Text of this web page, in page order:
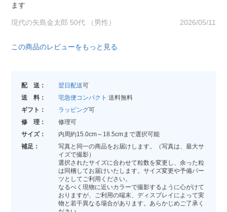
ます
現代の矢島金太郎 50代 （男性） 2026/05/11
この商品のレビューをもっと見る
配 送： 翌日配送可
送 料：
宅急便コンパクト 送料無料
ギフト：
ラッピング可
修 理：
修理可
サイズ：
内周約15.0cm～18.5cmまで選択可能
補足：
写真と同一の商品をお届けします。（写真は、最大サ
イズで撮影）
選択されたサイズに合わせて粒数を変更し、余った粒
は同梱してお届けいたします。サイズ変更や予備パー
ツとしてご利用ください。
なるべく現物に近いカラーで撮影するように心がけて
おりますが、ご利用の端末、ディスプレイによって実
物と若干異なる場合があります。あらかじめご了承く